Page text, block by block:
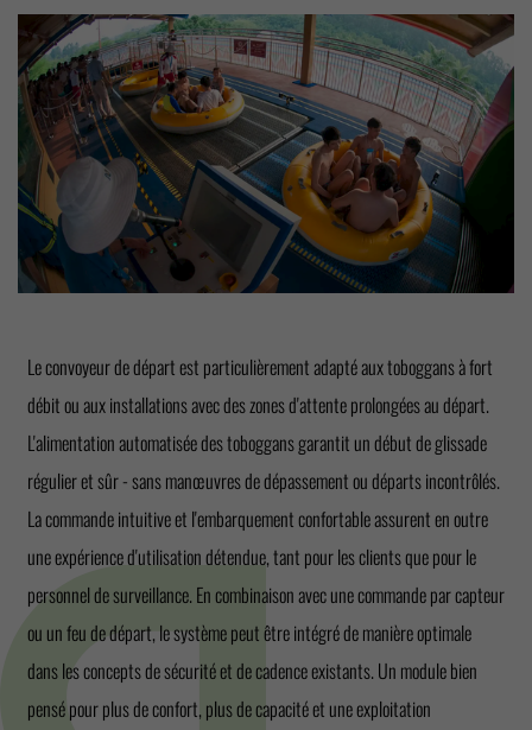
Le convoyeur de départ est particulièrement adapté aux toboggans à fort
débit ou aux installations avec des zones d'attente prolongées au départ.
L'alimentation automatisée des toboggans garantit un début de glissade
régulier et sûr - sans manœuvres de dépassement ou départs incontrôlés.
La commande intuitive et l'embarquement confortable assurent en outre
une expérience d'utilisation détendue, tant pour les clients que pour le
personnel de surveillance. En combinaison avec une commande par capteur
ou un feu de départ, le système peut être intégré de manière optimale
dans les concepts de sécurité et de cadence existants. Un module bien
pensé pour plus de confort, plus de capacité et une exploitation